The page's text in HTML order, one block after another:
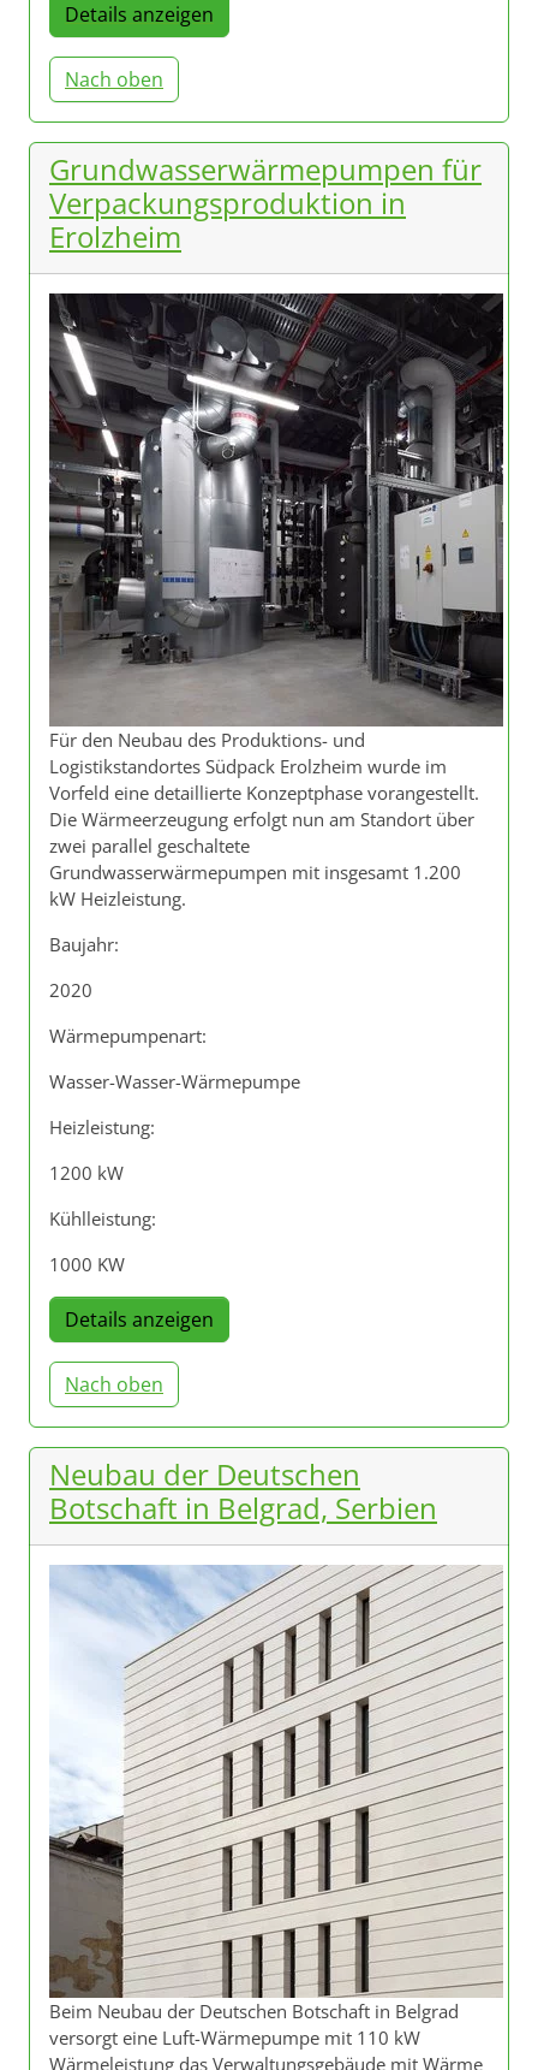
Details anzeigen
Nach oben
Grundwasserwärmepumpen für
Verpackungsproduktion in
Erolzheim
Für den Neubau des Produktions- und
Logistikstandortes Südpack Erolzheim wurde im
Vorfeld eine detaillierte Konzeptphase vorangestellt.
Die Wärmeerzeugung erfolgt nun am Standort über
zwei parallel geschaltete
Grundwasserwärmepumpen mit insgesamt 1.200
kW Heizleistung.
Baujahr:
2020
Wärmepumpenart:
Wasser-Wasser-Wärmepumpe
Heizleistung:
1200 kW
Kühlleistung:
1000 KW
Details anzeigen
Nach oben
Neubau der Deutschen
Botschaft in Belgrad, Serbien
Beim Neubau der Deutschen Botschaft in Belgrad
versorgt eine Luft-Wärmepumpe mit 110 kW
Wärmeleistung das Verwaltungsgebäude mit Wärme